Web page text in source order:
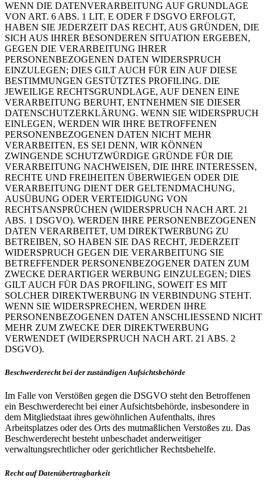
WENN DIE DATENVERARBEITUNG AUF GRUNDLAGE
VON ART. 6 ABS. 1 LIT. E ODER F DSGVO ERFOLGT,
HABEN SIE JEDERZEIT DAS RECHT, AUS GRÜNDEN, DIE
SICH AUS IHRER BESONDEREN SITUATION ERGEBEN,
GEGEN DIE VERARBEITUNG IHRER
PERSONENBEZOGENEN DATEN WIDERSPRUCH
EINZULEGEN; DIES GILT AUCH FÜR EIN AUF DIESE
BESTIMMUNGEN GESTÜTZTES PROFILING. DIE
JEWEILIGE RECHTSGRUNDLAGE, AUF DENEN EINE
VERARBEITUNG BERUHT, ENTNEHMEN SIE DIESER
DATENSCHUTZERKLÄRUNG. WENN SIE WIDERSPRUCH
EINLEGEN, WERDEN WIR IHRE BETROFFENEN
PERSONENBEZOGENEN DATEN NICHT MEHR
VERARBEITEN, ES SEI DENN, WIR KÖNNEN
ZWINGENDE SCHUTZWÜRDIGE GRÜNDE FÜR DIE
VERARBEITUNG NACHWEISEN, DIE IHRE INTERESSEN,
RECHTE UND FREIHEITEN ÜBERWIEGEN ODER DIE
VERARBEITUNG DIENT DER GELTENDMACHUNG,
AUSÜBUNG ODER VERTEIDIGUNG VON
RECHTSANSPRÜCHEN (WIDERSPRUCH NACH ART. 21
ABS. 1 DSGVO). WERDEN IHRE PERSONENBEZOGENEN
DATEN VERARBEITET, UM DIREKTWERBUNG ZU
BETREIBEN, SO HABEN SIE DAS RECHT, JEDERZEIT
WIDERSPRUCH GEGEN DIE VERARBEITUNG SIE
BETREFFENDER PERSONENBEZOGENER DATEN ZUM
ZWECKE DERARTIGER WERBUNG EINZULEGEN; DIES
GILT AUCH FÜR DAS PROFILING, SOWEIT ES MIT
SOLCHER DIREKTWERBUNG IN VERBINDUNG STEHT.
WENN SIE WIDERSPRECHEN, WERDEN IHRE
PERSONENBEZOGENEN DATEN ANSCHLIESSEND NICHT
MEHR ZUM ZWECKE DER DIREKTWERBUNG
VERWENDET (WIDERSPRUCH NACH ART. 21 ABS. 2
DSGVO).
Beschwerderecht bei der zuständigen Aufsichtsbehörde
Im Falle von Verstößen gegen die DSGVO steht den Betroffenen
ein Beschwerderecht bei einer Aufsichtsbehörde, insbesondere in
dem Mitgliedstaat ihres gewöhnlichen Aufenthalts, ihres
Arbeitsplatzes oder des Orts des mutmaßlichen Verstoßes zu. Das
Beschwerderecht besteht unbeschadet anderweitiger
verwaltungsrechtlicher oder gerichtlicher Rechtsbehelfe.
Recht auf Datenübertragbarkeit